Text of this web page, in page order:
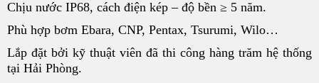
Chịu nước IP68, cách điện kép – độ bền ≥ 5 năm.
Phù hợp bơm Ebara, CNP, Pentax, Tsurumi, Wilo…
Lắp đặt bởi kỹ thuật viên đã thi công hàng trăm hệ thống
tại Hải Phòng.